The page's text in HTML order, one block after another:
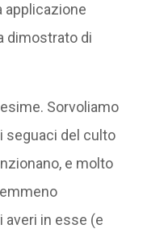
applicazione
dimostrato di
Sorvoliamo
seguaci del culto
e molto
averi in esse (e